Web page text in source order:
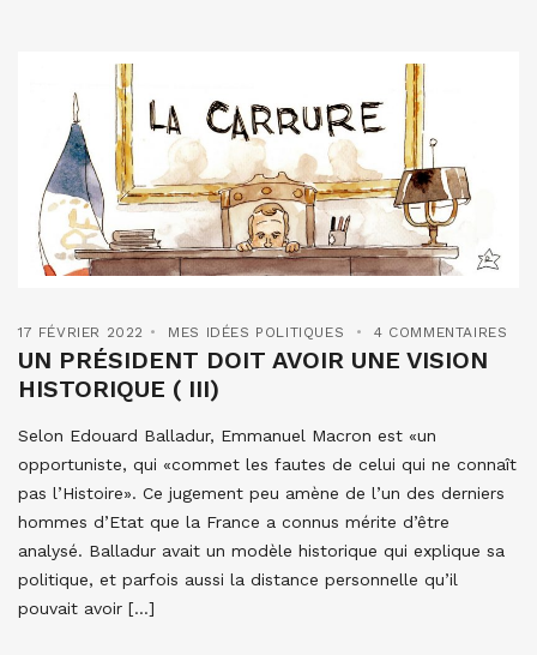
17 FÉVRIER 2022 MES IDÉES POLITIQUES 4 COMMENTAIRES
UN PRÉSIDENT DOIT AVOIR UNE VISION
HISTORIQUE ( III)
Selon Edouard Balladur, Emmanuel Macron est «un
opportuniste, qui «commet les fautes de celui qui ne connaît
pas l’Histoire». Ce jugement peu amène de l’un des derniers
hommes d’Etat que la France a connus mérite d’être
analysé. Balladur avait un modèle historique qui explique sa
politique, et parfois aussi la distance personnelle qu’il
pouvait avoir […]